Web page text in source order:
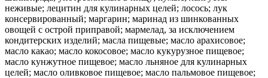
неживые; лецитин для кулинарных целей; лосось; лук
консервированный; маргарин; маринад из шинкованных
овощей с острой приправой; мармелад, за исключением
кондитерских изделий; масла пищевые; масло арахисовое;
масло какао; масло кокосовое; масло кукурузное пищевое;
масло кунжутное пищевое; масло льняное для кулинарных
целей; масло оливковое пищевое; масло пальмовое пищевое;